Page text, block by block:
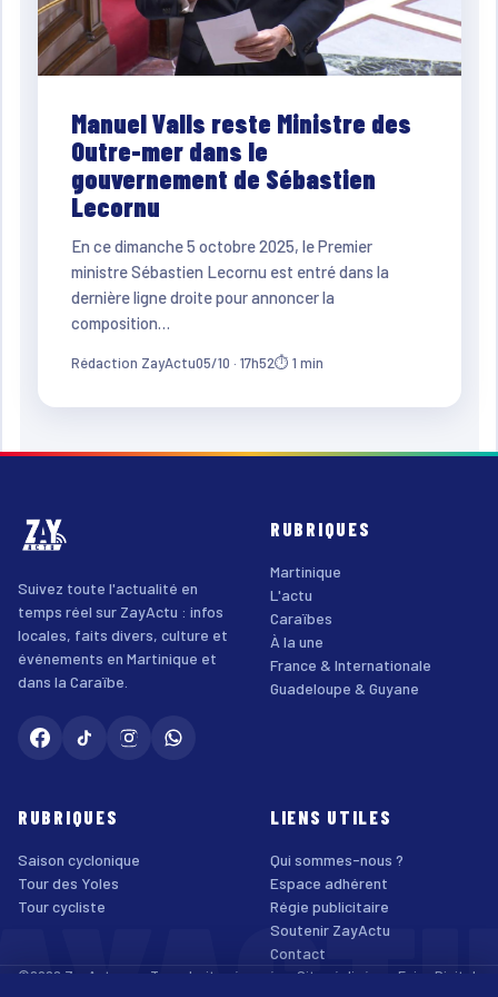
Manuel Valls reste Ministre des
Outre-mer dans le
gouvernement de Sébastien
Lecornu
En ce dimanche 5 octobre 2025, le Premier
ministre Sébastien Lecornu est entré dans la
dernière ligne droite pour annoncer la
composition…
Rédaction ZayActu05/10 · 17h52⏱ 1 min
Suivez toute l'actualité en
temps réel sur ZayActu : infos
locales, faits divers, culture et
événements en Martinique et
dans la Caraïbe.
RUBRIQUES
Martinique
L'actu
Caraïbes
À la une
France & Internationale
Guadeloupe & Guyane
RUBRIQUES
Saison cyclonique
Tour des Yoles
Tour cycliste
LIENS UTILES
Qui sommes-nous ?
Espace adhérent
Régie publicitaire
Soutenir ZayActu
Contact
©2026 ZayActu.org. Tous droits réservés. · Site réalisé par Enjoy Digital